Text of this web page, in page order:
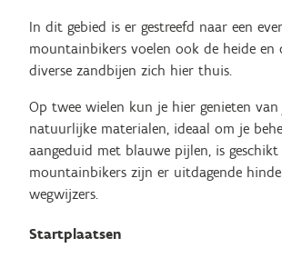
In dit gebied is er gestreefd naar een
mountainbikers voelen ook de heide
diverse zandbijen zich hier thuis.
Op twee wielen kun je hier genieten
natuurlijke materialen, ideaal om je
aangeduid met blauwe pijlen, is
mountainbikers zijn er uitdagende
wegwijzers.
Startplaatsen